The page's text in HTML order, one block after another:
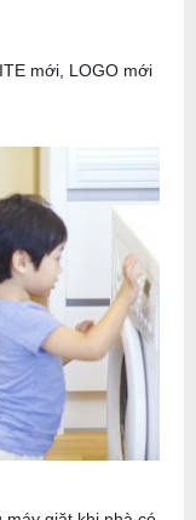
mới, LOGO mới